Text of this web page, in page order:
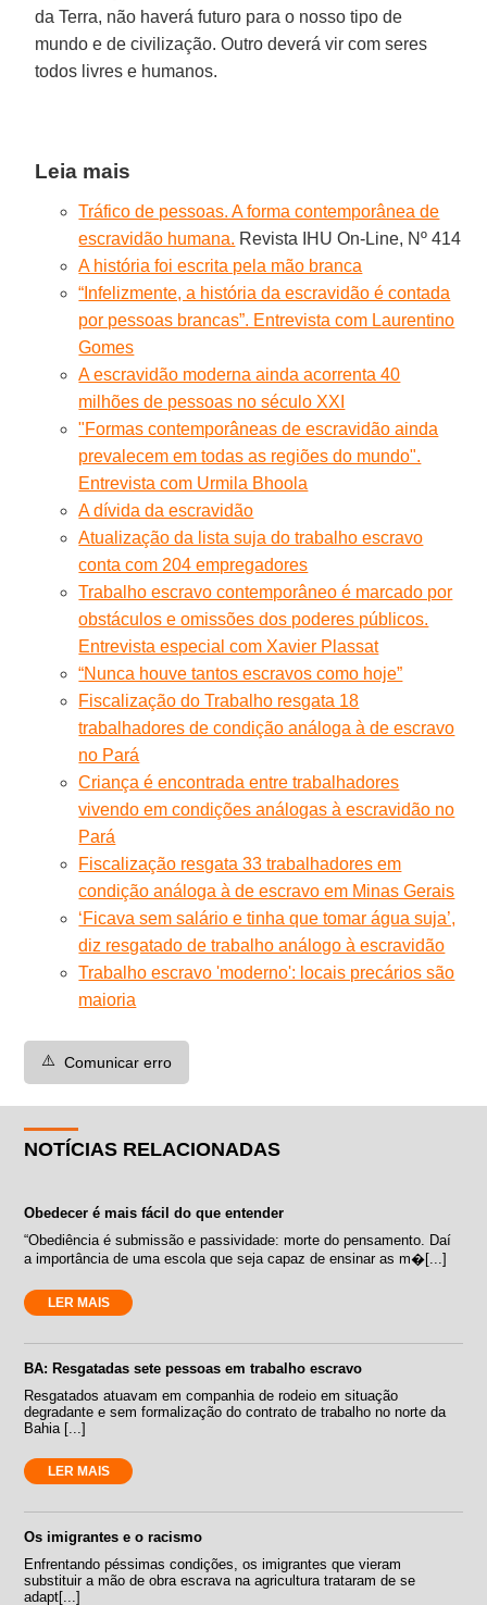
da Terra, não haverá futuro para o nosso tipo de
mundo e de civilização. Outro deverá vir com seres
todos livres e humanos.
Leia mais
Tráfico de pessoas. A forma contemporânea de
escravidão humana. Revista IHU On-Line, Nº 414
A história foi escrita pela mão branca
“Infelizmente, a história da escravidão é contada
por pessoas brancas”. Entrevista com Laurentino
Gomes
A escravidão moderna ainda acorrenta 40
milhões de pessoas no século XXI
"Formas contemporâneas de escravidão ainda
prevalecem em todas as regiões do mundo".
Entrevista com Urmila Bhoola
A dívida da escravidão
Atualização da lista suja do trabalho escravo
conta com 204 empregadores
Trabalho escravo contemporâneo é marcado por
obstáculos e omissões dos poderes públicos.
Entrevista especial com Xavier Plassat
“Nunca houve tantos escravos como hoje”
Fiscalização do Trabalho resgata 18
trabalhadores de condição análoga à de escravo
no Pará
Criança é encontrada entre trabalhadores
vivendo em condições análogas à escravidão no
Pará
Fiscalização resgata 33 trabalhadores em
condição análoga à de escravo em Minas Gerais
‘Ficava sem salário e tinha que tomar água suja’,
diz resgatado de trabalho análogo à escravidão
Trabalho escravo 'moderno': locais precários são
maioria
⚠️ Comunicar erro
NOTÍCIAS RELACIONADAS
Obedecer é mais fácil do que entender
“Obediência é submissão e passividade: morte do pensamento. Daí
a importância de uma escola que seja capaz de ensinar as m�[...]
LER MAIS
BA: Resgatadas sete pessoas em trabalho escravo
Resgatados atuavam em companhia de rodeio em situação
degradante e sem formalização do contrato de trabalho no norte da
Bahia [...]
LER MAIS
Os imigrantes e o racismo
Enfrentando péssimas condições, os imigrantes que vieram
substituir a mão de obra escrava na agricultura trataram de se
adapt[...]